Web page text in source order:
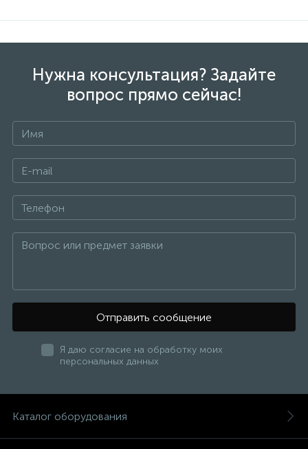
Нужна консультация? Задайте
вопрос прямо сейчас!
Отправить сообщение
Я даю согласие на обработку моих
персональных данных
Каталог оборудования